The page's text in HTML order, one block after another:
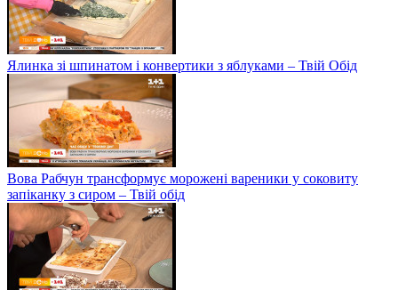
Ялинка зі шпинатом і конвертики з яблуками – Твій Обід
Вова Рабчун трансформує морожені вареники у соковиту
запіканку з сиром – Твій обід